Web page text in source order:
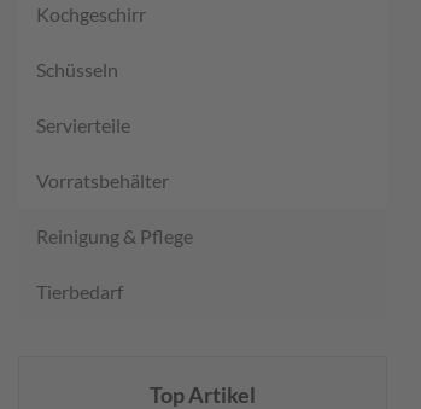
Kochgeschirr
Schüsseln
Servierteile
Vorratsbehälter
Reinigung & Pflege
Tierbedarf
Top Artikel